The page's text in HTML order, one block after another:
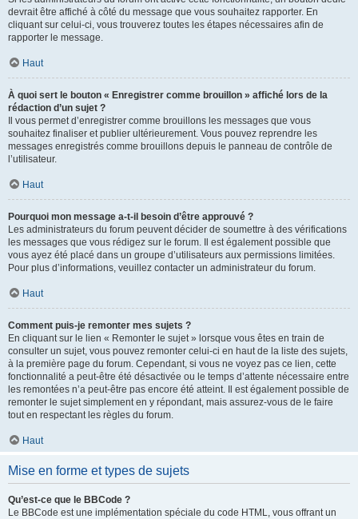
devrait être affiché à côté du message que vous souhaitez rapporter. En
cliquant sur celui-ci, vous trouverez toutes les étapes nécessaires afin de
rapporter le message.
Haut
À quoi sert le bouton « Enregistrer comme brouillon » affiché lors de la
rédaction d’un sujet ?
Il vous permet d’enregistrer comme brouillons les messages que vous
souhaitez finaliser et publier ultérieurement. Vous pouvez reprendre les
messages enregistrés comme brouillons depuis le panneau de contrôle de
l’utilisateur.
Haut
Pourquoi mon message a-t-il besoin d’être approuvé ?
Les administrateurs du forum peuvent décider de soumettre à des vérifications
les messages que vous rédigez sur le forum. Il est également possible que
vous ayez été placé dans un groupe d’utilisateurs aux permissions limitées.
Pour plus d’informations, veuillez contacter un administrateur du forum.
Haut
Comment puis-je remonter mes sujets ?
En cliquant sur le lien « Remonter le sujet » lorsque vous êtes en train de
consulter un sujet, vous pouvez remonter celui-ci en haut de la liste des sujets,
à la première page du forum. Cependant, si vous ne voyez pas ce lien, cette
fonctionnalité a peut-être été désactivée ou le temps d’attente nécessaire entre
les remontées n’a peut-être pas encore été atteint. Il est également possible de
remonter le sujet simplement en y répondant, mais assurez-vous de le faire
tout en respectant les règles du forum.
Haut
Mise en forme et types de sujets
Qu’est-ce que le BBCode ?
Le BBCode est une implémentation spéciale du code HTML, vous offrant un